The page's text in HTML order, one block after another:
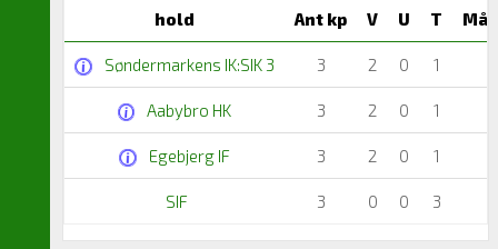
hold Ant kp V U T
Søndermarkens IK:SIK 3 3 2 0 1
Aabybro HK 3 2 0 1
Egebjerg IF 3 2 0 1
SIF 3 0 0 3